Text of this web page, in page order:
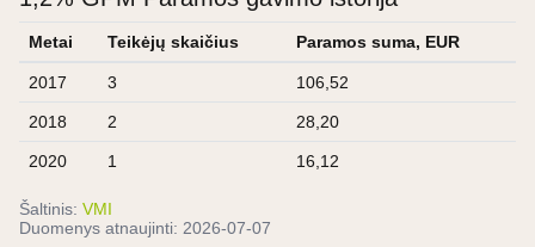
Metai Teikėjų skaičius Paramos suma, EUR
2017 3 106,52
2018 2 28,20
2020 1 16,12
Šaltinis: VMI
Duomenys atnaujinti: 2026-07-07